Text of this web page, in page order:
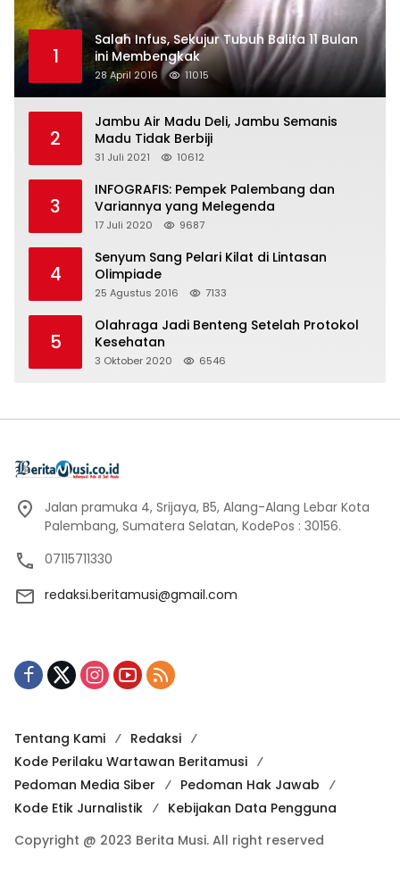
1
Salah Infus, Sekujur Tubuh Balita 11 Bulan
ini Membengkak
28 April 2016 11015
2
Jambu Air Madu Deli, Jambu Semanis
Madu Tidak Berbiji
31 Juli 2021 10612
3
INFOGRAFIS: Pempek Palembang dan
Variannya yang Melegenda
17 Juli 2020 9687
4
Senyum Sang Pelari Kilat di Lintasan
Olimpiade
25 Agustus 2016 7133
5
Olahraga Jadi Benteng Setelah Protokol
Kesehatan
3 Oktober 2020 6546
Jalan pramuka 4, Srijaya, B5, Alang-Alang Lebar Kota
Palembang, Sumatera Selatan, KodePos : 30156.
07115711330
redaksi.beritamusi@gmail.com
Tentang Kami
Redaksi
Kode Perilaku Wartawan Beritamusi
Pedoman Media Siber
Pedoman Hak Jawab
Kode Etik Jurnalistik
Kebijakan Data Pengguna
Copyright @ 2023 Berita Musi. All right reserved